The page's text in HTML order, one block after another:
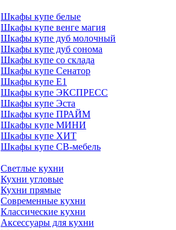
Шкафы купе белые
Шкафы купе венге магия
Шкафы купе дуб молочный
Шкафы купе дуб сонома
Шкафы купе со склада
Шкафы купе Сенатор
Шкафы купе Е1
Шкафы купе ЭКСПРЕСС
Шкафы купе Эста
Шкафы купе ПРАЙМ
Шкафы купе МИНИ
Шкафы купе ХИТ
Шкафы купе СВ-мебель
Светлые кухни
Кухни угловые
Кухни прямые
Современные кухни
Классические кухни
Аксессуары для кухни